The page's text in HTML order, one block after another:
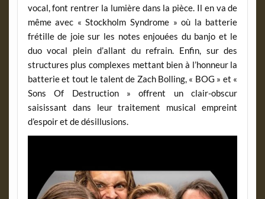
vocal, font rentrer la lumière dans la pièce. Il en va de
même avec « Stockholm Syndrome » où la batterie
frétille de joie sur les notes enjouées du banjo et le
duo vocal plein d’allant du refrain. Enfin, sur des
structures plus complexes mettant bien à l’honneur la
batterie et tout le talent de Zach Bolling, « BOG » et «
Sons Of Destruction » offrent un clair-obscur
saisissant dans leur traitement musical empreint
d’espoir et de désillusions.